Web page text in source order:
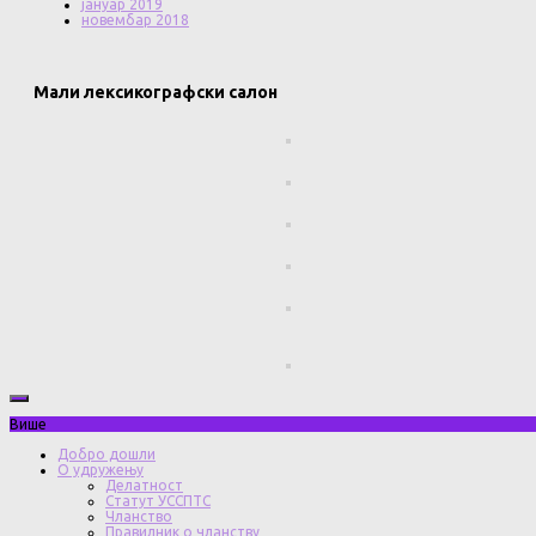
јануар 2019
новембар 2018
Мали лексикографски салон
Више
Добро дошли
О удружењу
Делатност
Статут УССПТС
Чланство
Правилник о чланству